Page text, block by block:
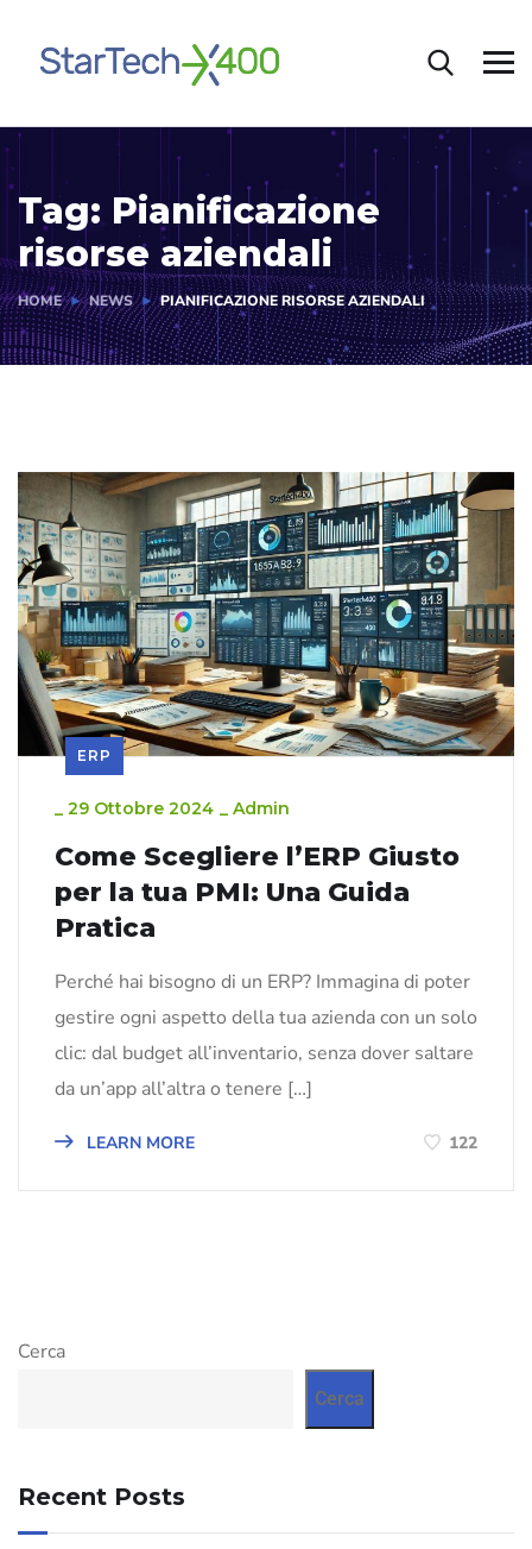
Tag: Pianificazione
risorse aziendali
HOME NEWS PIANIFICAZIONE RISORSE AZIENDALI
ERP
_ 29 Ottobre 2024 _ Admin
Come Scegliere l’ERP Giusto
per la tua PMI: Una Guida
Pratica
Perché hai bisogno di un ERP? Immagina di poter
gestire ogni aspetto della tua azienda con un solo
clic: dal budget all’inventario, senza dover saltare
da un’app all’altra o tenere […]
LEARN MORE 122
Cerca
Cerca
Recent Posts